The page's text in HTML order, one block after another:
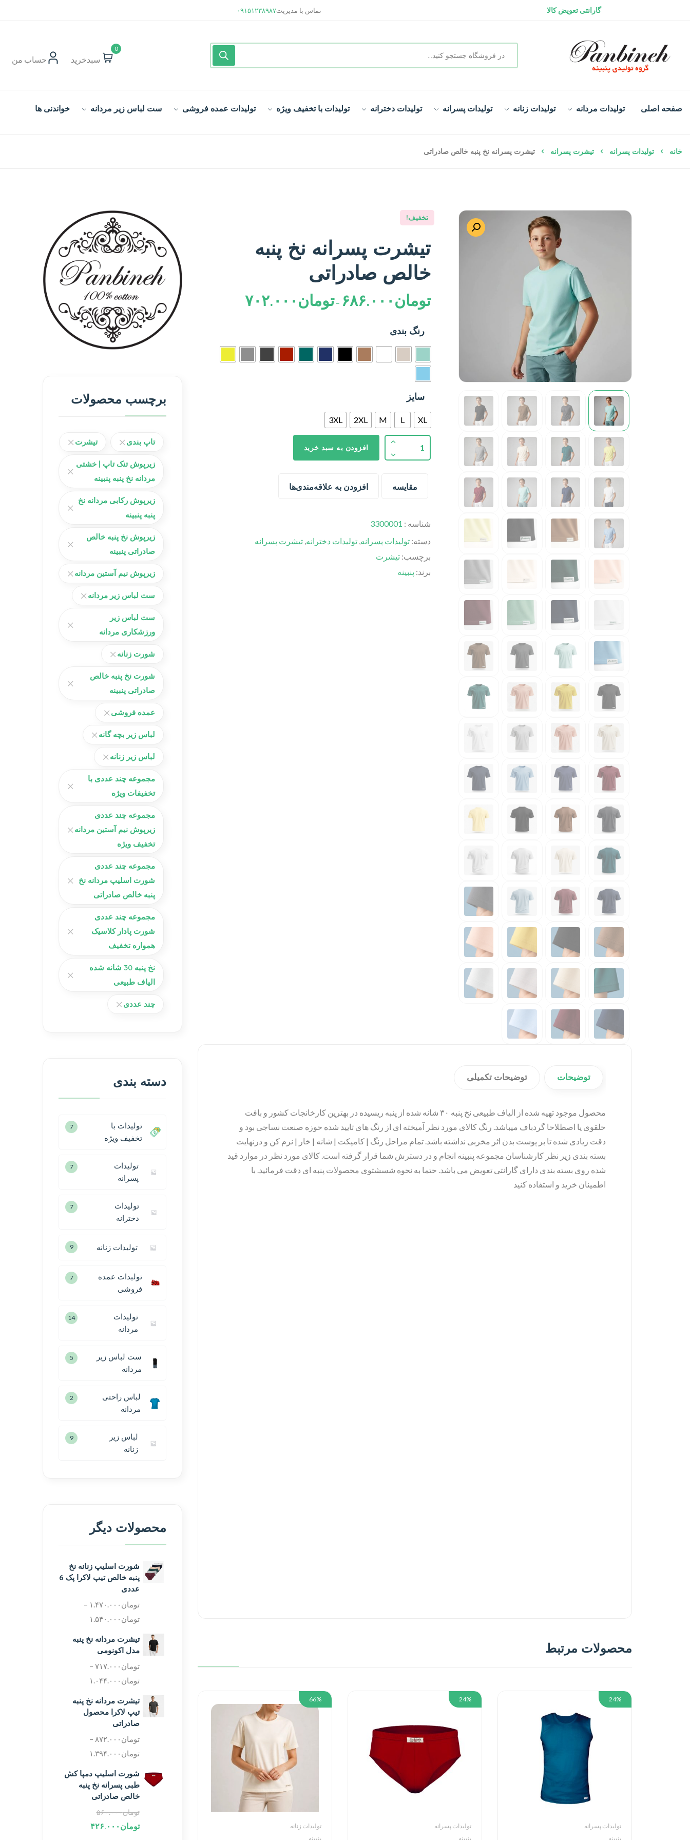
گارانتی تعویض کالا
تماس با مدیریت۰۹۱۵۱۲۳۸۹۸۷
0
سبدخرید حساب‌ من
صفحه اصلی تولیدات مردانه تولیدات زنانه تولیدات پسرانه تولیدات دخترانه تولیدات با تخفیف ویژه تولیدات عمده فروشی ست لباس زیر مردانه خواندنی ها
خانه تولیدات پسرانه تیشرت پسرانه تیشرت پسرانه نخ پنبه خالص صادراتی
تخفیف!
تیشرت پسرانه نخ پنبه
خالص صادراتی
تومان۶۸۶.۰۰۰ – تومان۷۰۲.۰۰۰
رنگ بندی
سایز
XL
L
M
2XL
3XL
افزودن به سبد خرید
مقایسه افزودن به علاقه‌مندی‌ها
شناسه : 3300001
دسته:تولیدات پسرانه ,تولیدات دخترانه ,تیشرت پسرانه
برچسب:تیشرت
برند: پنبینه
توضیحات توضیحات تکمیلی
محصول موجود تهیه شده از الیاف طبیعی نخ پنبه ۳۰ شانه شده از پنبه ریسیده در بهترین کارخانجات کشور و بافت
حلقوی یا اصطلاحا گردباف میباشد. رنگ کالای مورد نظر آمیخته ای از رنگ های تایید شده حوزه صنعت نساجی بود و
دقت زیادی شده تا بر پوست بدن اثر مخربی نداشته باشد. تمام مراحل رنگ | کامپکت | شانه | خار | نرم کن و درنهایت
بسته بندی زیر نظر کارشناسان مجموعه پنبینه انجام و در دسترش شما قرار گرفته است. کالای مورد نظر در موارد قید
شده روی بسته بندی دارای گارانتی تعویض می باشد. حتما به نحوه شسشتوی محصولات پنبه ای دقت فرمائید. با
اطمینان خرید و استفاده کنید
محصولات مرتبط
24%
تولیدات پسرانه
پنبینه
24%
تولیدات پسرانه
پنبینه
66%
تولیدات زنانه
پنبینه
برچسب محصولات
تاپ بندی تیشرت
زیرپوش تنک تاپ | خشتی
مردانه نخ پنبه پنبینه
زیرپوش رکابی مردانه نخ
پنبه پنبینه
زیرپوش نخ پنبه خالص
صادراتی پنبینه
زیرپوش نیم آستین مردانه
ست لباس زیر مردانه
ست لباس زیر
ورزشکاری مردانه
شورت زنانه
شورت نخ پنبه خالص
صادراتی پنبینه
عمده فروشی
لباس زیر بچه گانه
لباس زیر زنانه
مجموعه چند عددی با
تخفیفات ویژه
مجموعه چند عددی
زیرپوش نیم آستین مردانه
تخفیف ویژه
مجموعه چند عددی
شورت اسلیپ مردانه نخ
پنبه خالص صادراتی
مجموعه چند عددی
شورت پادار کلاسیک
همواره تخفیف
نخ پنبه 30 شانه شده
الیاف طبیعی
چند عددی
دسته بندی
تولیدات با
تخفیف ویژه
7
تولیدات
پسرانه
7
تولیدات
دخترانه
7
تولیدات زنانه 9
تولیدات عمده
فروشی
7
تولیدات
مردانه
14
ست لباس زیر
مردانه
5
لباس راحتی
مردانه
2
لباس زیر
زنانه
9
محصولات دیگر
شورت اسلیپ زنانه نخ
پنبه خالص تیپ لاکرا پک 6
عددی
تومان ۱.۴۷۰.۰۰۰ –
تومان ۱.۵۴۰.۰۰۰
تیشرت مردانه نخ پنبه
مدل اکونومی
تومان ۷۱۷.۰۰۰ –
تومان ۱.۰۴۴.۰۰۰
تیشرت مردانه نخ پنبه
تیپ لاکرا محصول
صادراتی
تومان ۸۷۲.۰۰۰ –
تومان ۱.۳۹۴.۰۰۰
شورت اسلیپ دمپا کش
طبی پسرانه نخ پنبه
خالص صادراتی
تومان۵۶۰.۰۰۰
تومان ۴۲۶.۰۰۰